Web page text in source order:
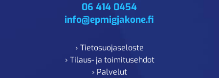
06 414 0454
info@epmigjakone.fi
› Tietosuojaseloste
› Tilaus- ja toimitusehdot
› Palvelut